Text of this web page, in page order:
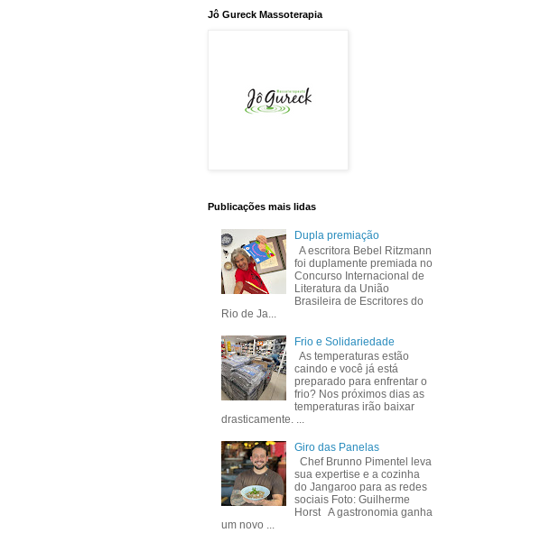
Jô Gureck Massoterapia
Publicações mais lidas
Dupla premiação
A escritora Bebel Ritzmann
foi duplamente premiada no
Concurso Internacional de
Literatura da União
Brasileira de Escritores do
Rio de Ja...
Frio e Solidariedade
As temperaturas estão
caindo e você já está
preparado para enfrentar o
frio? Nos próximos dias as
temperaturas irão baixar
drasticamente. ...
Giro das Panelas
Chef Brunno Pimentel leva
sua expertise e a cozinha
do Jangaroo para as redes
sociais Foto: Guilherme
Horst A gastronomia ganha
um novo ...